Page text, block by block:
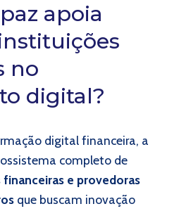
apoia
no
digital?
digital financeira, a
completo de
e provedoras
que buscam inovação